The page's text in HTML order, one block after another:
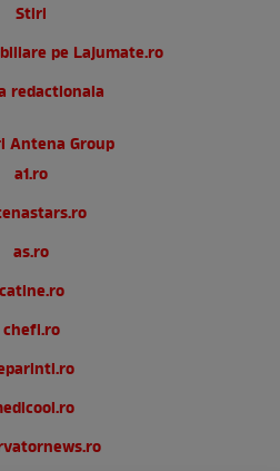
Stiri
pe Lajumate.ro
redactionala
Antena Group
a1.ro
as.ro
catine.ro
chefi.ro